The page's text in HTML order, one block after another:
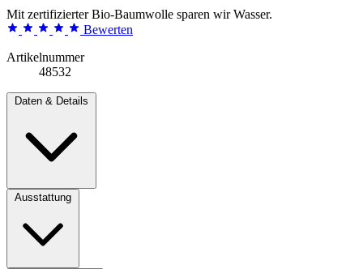
Mit zertifizierter Bio-Baumwolle sparen wir Wasser.
Bewerten
Artikelnummer
48532
Daten & Details
Ausstattung